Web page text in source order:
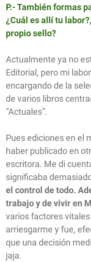
P.- También formas
¿Cuál es allí tu
propio sello?
Actualmente ya no
Editorial, pero mi
encargando de la
de varios libros
“Actuales”.
Pues ediciones en el
haber publicado en
escritora. Me di
significaba
el control de todo.
trabajo y de vivir en
varios factores
arriesgarme y fue,
que una decisión
jaja.